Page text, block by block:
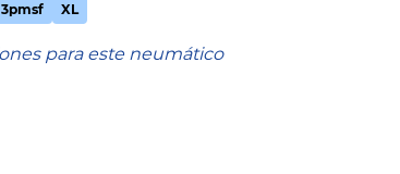
3pmsf XL
para este neumático